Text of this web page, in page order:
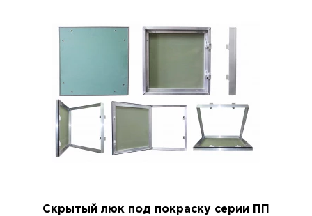
Скрытый люк под покраску серии ПП